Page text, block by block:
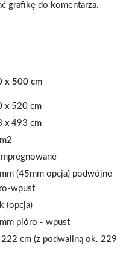
grafikę do komentarza.
x 500 cm
x 520 cm
x 493 cm
(45mm opcja) podwójne
wpust
(opcja)
pióro - wpust
cm (z podwaliną ok. 229